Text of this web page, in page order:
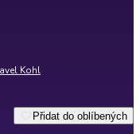
Kohl
Přidat do oblíbených